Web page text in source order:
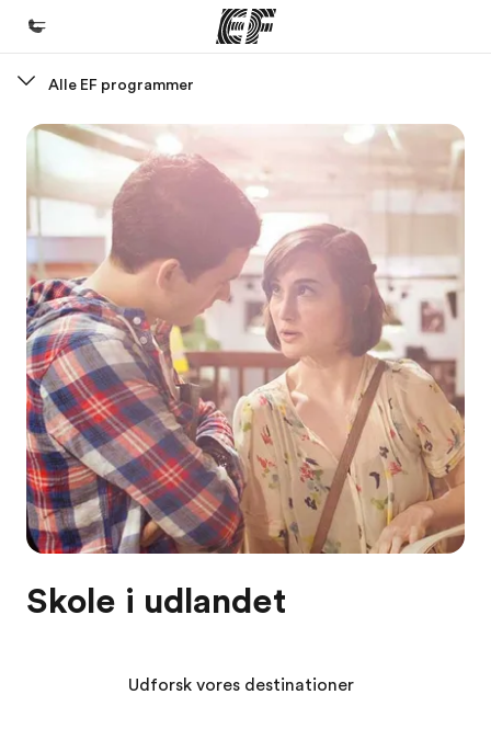
Velkommen til EF
Programmer
Se alt hvad vi gør
Kontorer
Find et kontor nær dig
Om os
Hvem er vi?
Karriere
Bliv en del af holdet
Alle EF programmer
Skole i udlandet
Udforsk vores destinationer